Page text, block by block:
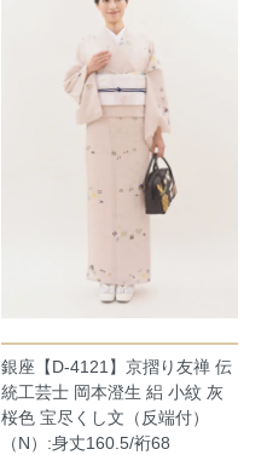
銀座【D-4121】京摺り友禅 伝
統工芸士 岡本澄生 絽 小紋 灰
桜色 宝尽くし文（反端付）
（N）:身丈160.5/裄68